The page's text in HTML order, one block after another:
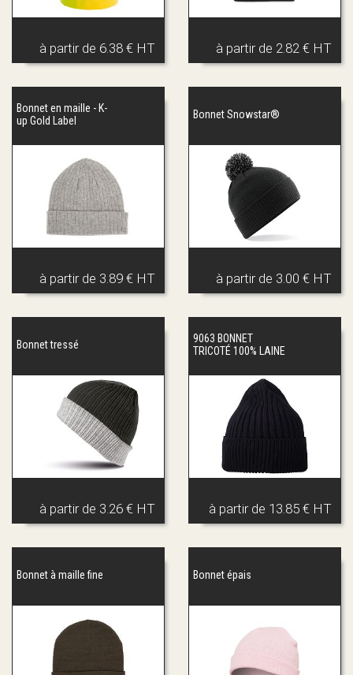
à partir de 6.38 € HT à partir de 2.82 € HT
Bonnet en maille - K-
up Gold Label
à partir de 3.89 € HT
Bonnet Snowstar®
à partir de 3.00 € HT
Bonnet tressé
à partir de 3.26 € HT
9063 BONNET
TRICOTÉ 100% LAINE
à partir de 13.85 € HT
Bonnet à maille fine Bonnet épais